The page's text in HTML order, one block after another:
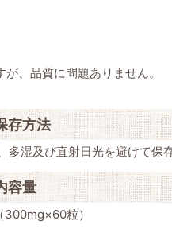
、品質に問題ありません。
存方法
多湿及び直射日光を避けて保
容量
300mg×60粒）